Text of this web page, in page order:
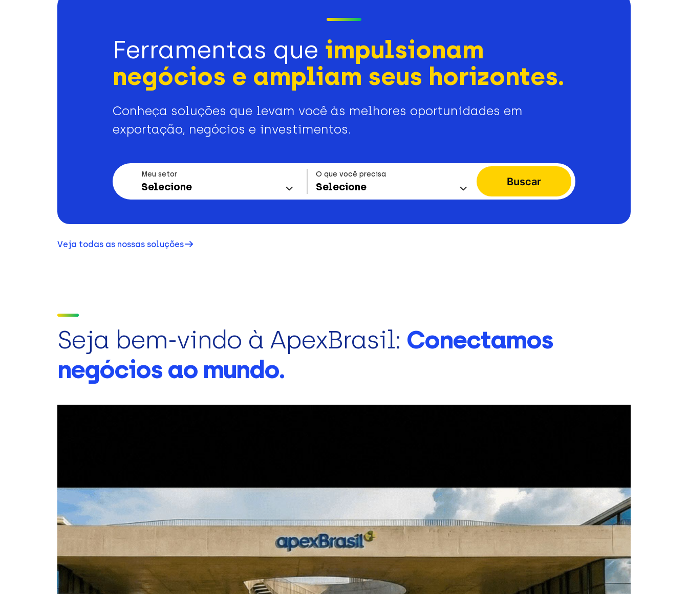
Ferramentas que impulsionam
negócios e ampliam seus horizontes.
Conheça soluções que levam você às melhores oportunidades em
exportação, negócios e investimentos.
Meu setor
Selecione
O que você precisa
Selecione Buscar
Veja todas as nossas soluções
Seja bem-vindo à ApexBrasil: Conectamos
negócios ao mundo.